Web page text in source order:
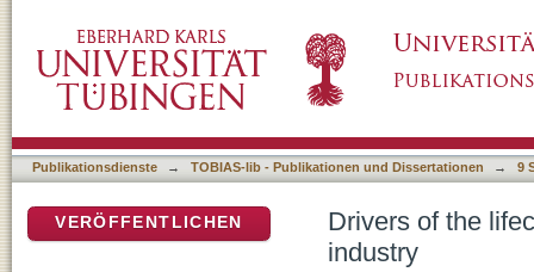
Publikationsdienste → TOBIAS-lib - Publikationen und Dissertationen → 9
Drivers of the
industry
VERÖFFENTLICHEN